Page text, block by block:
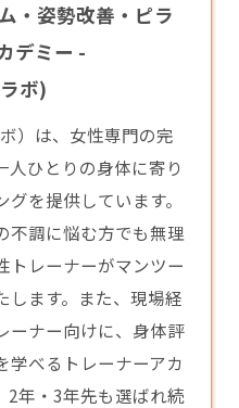
・姿勢改善・ピラ
デミー -
ボ)
）は、女性専門の完
ひとりの身体に寄り
を提供しています。
不調に悩む方でも無理
トレーナーがマンツー
します。また、現場経
ーナー向けに、身体評
学べるトレーナーアカ
2年・3年先も選ばれ続